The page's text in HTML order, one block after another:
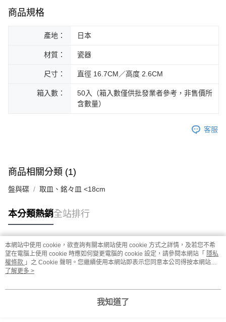
商品規格
產地： 日本
材質： 瓷器
尺寸： 直徑 16.7CM／高度 2.6CM
箱入數：
50入（箱入數僅供批發業者參考，非售價所
含數量）
客服
商品相關分類 (1)
盤與碟 取皿、銘々皿 <18cm
本分類熱銷全站排行
熱門標籤
本網站中使用 cookie，欲查詢有關本網站使用 cookie 方式之詳情，及若您不希
望在電腦上使用 cookie 時應如何變更電腦的 cookie 設定，請參閱本網站「 隱私
權條款 」之 Cookie 聲明。您繼續使用本網站即表示您同意本公司得按本網站使
用條款之 Cookie 聲明使用 cookie。
了解更多 >
我知道了